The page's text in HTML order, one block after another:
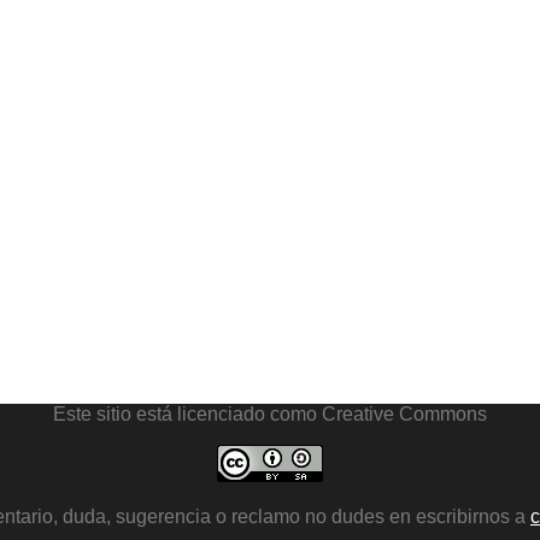
Este sitio está licenciado como Creative Commons
duda, sugerencia o reclamo no dudes en escribirnos a